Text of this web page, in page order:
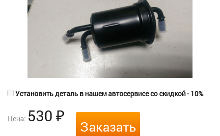
Установить деталь в нашем автосервисе со скидкой - 10%
Цена: 530 ₽
Заказать